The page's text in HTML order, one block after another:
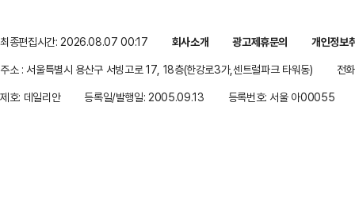
최종편집시간: 2026.08.07 00:17 회사소개 광고제휴문의
개인정보
주소 : 서울특별시 용산구 서빙고로 17, 18층(한강로3가,센트럴파크 타워동)
전
제호: 데일리안
등록일/발행일: 2005.09.13 등록번호: 서울 아00055